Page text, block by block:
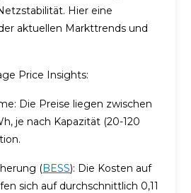
Hier eine
aktuellen Markttrends und
Price Insights:
Die Preise liegen zwischen
je nach Kapazität (20-120
(BESS): Die Kosten auf
sich auf durchschnittlich 0,11